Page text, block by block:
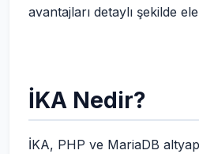
avantajları detaylı şekilde
İKA Nedir?
İKA, PHP ve MariaDB